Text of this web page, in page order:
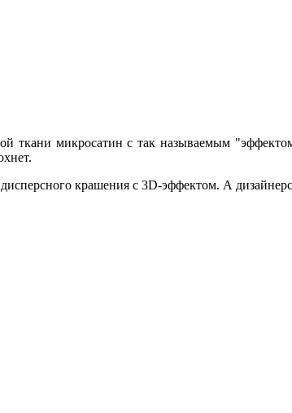
ткани микросатин с так называемым
крашения с 3D-эффектом. А